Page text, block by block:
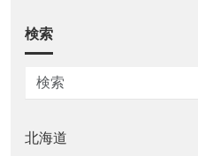
検索
北海道